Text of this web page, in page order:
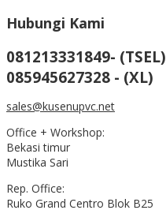
Hubungi Kami
081213331849- (TSEL)
085945627328 - (XL)
sales@kusenupvc.net
Office + Workshop:
Bekasi timur
Mustika Sari
Rep. Office:
Ruko Grand Centro Blok B25